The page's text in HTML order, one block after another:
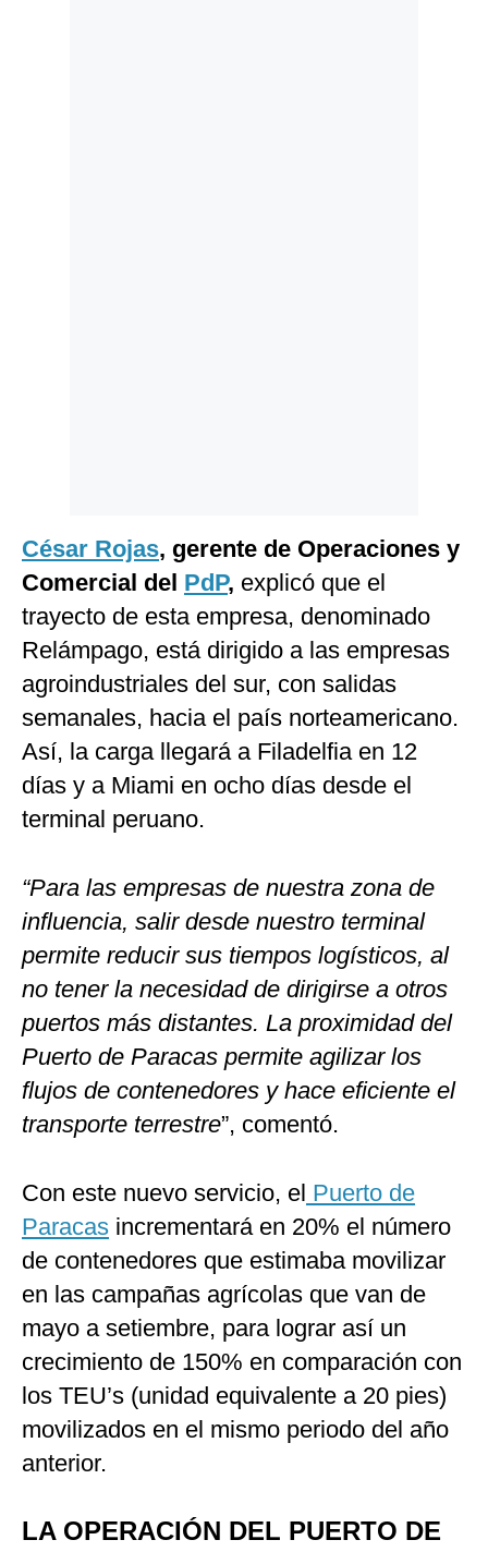
César Rojas, gerente de Operaciones y
Comercial del PdP, explicó que el
trayecto de esta empresa, denominado
Relámpago, está dirigido a las empresas
agroindustriales del sur, con salidas
semanales, hacia el país norteamericano.
Así, la carga llegará a Filadelfia en 12
días y a Miami en ocho días desde el
terminal peruano.
“Para las empresas de nuestra zona de
influencia, salir desde nuestro terminal
permite reducir sus tiempos logísticos, al
no tener la necesidad de dirigirse a otros
puertos más distantes. La proximidad del
Puerto de Paracas permite agilizar los
flujos de contenedores y hace eficiente el
transporte terrestre”, comentó.
Con este nuevo servicio, el Puerto de
Paracas incrementará en 20% el número
de contenedores que estimaba movilizar
en las campañas agrícolas que van de
mayo a setiembre, para lograr así un
crecimiento de 150% en comparación con
los TEU’s (unidad equivalente a 20 pies)
movilizados en el mismo periodo del año
anterior.
LA OPERACIÓN DEL PUERTO DE